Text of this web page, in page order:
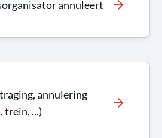
annuleert
annulering
trein, ...)